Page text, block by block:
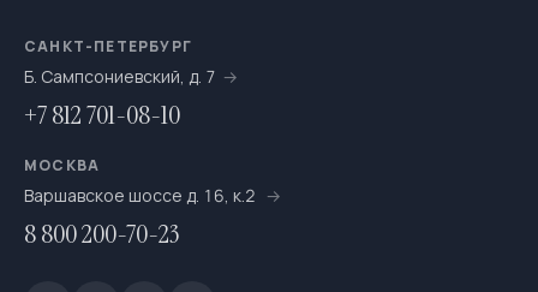
САНКТ-ПЕТЕРБУРГ
Б. Сампсониевский, д. 7
+7 812 701-08-10
МОСКВА
Варшавское шоссе д. 16, к.2
8 800 200-70-23